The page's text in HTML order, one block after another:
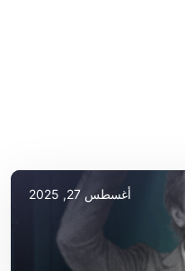
أغسطس 27, 2025